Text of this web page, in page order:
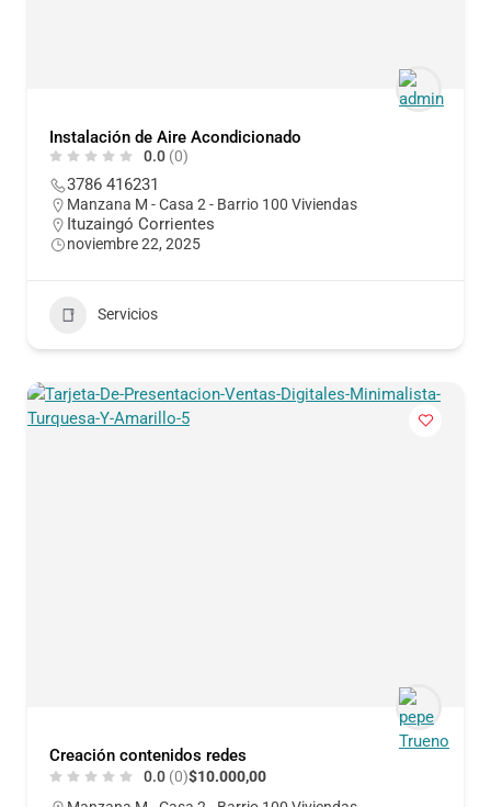
Instalación de Aire Acondicionado
0.0 (0)
3786 416231
Manzana M - Casa 2 - Barrio 100 Viviendas
Ituzaingó Corrientes
noviembre 22, 2025
Servicios
Creación contenidos redes
0.0 (0)$10.000,00